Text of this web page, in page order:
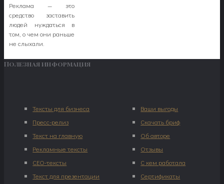
Реклама — это
средство заставить
людей нуждаться в
том, о чем они раньше
не слыхали.
Полезная информация
Тексты для бизнеса
Пресс-релиз
Текст на главную
Рекламные тексты
СЕО-тексты
Текст для презентации
Ваши выгоды
Скачать бриф
Об авторе
Отзывы
С кем работала
Сертификаты